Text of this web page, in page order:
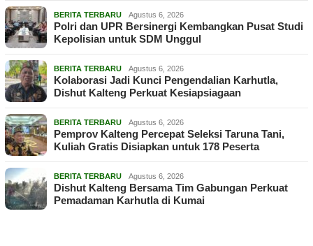
BERITA TERBARU Agustus 6, 2026
Polri dan UPR Bersinergi Kembangkan Pusat Studi
Kepolisian untuk SDM Unggul
BERITA TERBARU Agustus 6, 2026
Kolaborasi Jadi Kunci Pengendalian Karhutla,
Dishut Kalteng Perkuat Kesiapsiagaan
BERITA TERBARU Agustus 6, 2026
Pemprov Kalteng Percepat Seleksi Taruna Tani,
Kuliah Gratis Disiapkan untuk 178 Peserta
BERITA TERBARU Agustus 6, 2026
Dishut Kalteng Bersama Tim Gabungan Perkuat
Pemadaman Karhutla di Kumai